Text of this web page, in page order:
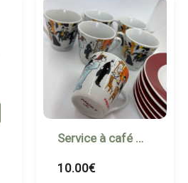
Service à café Maxim’s de Paris – Illustrations rétro
10.00€